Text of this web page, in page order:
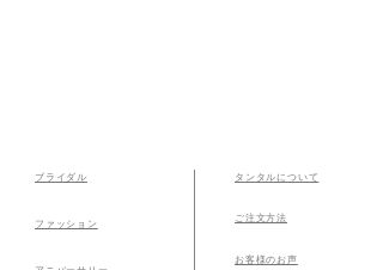
ブライダル
​ファッション
タンタルについて
​ご注文方法
​お客様のお声